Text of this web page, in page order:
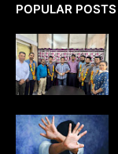
POPULAR POSTS